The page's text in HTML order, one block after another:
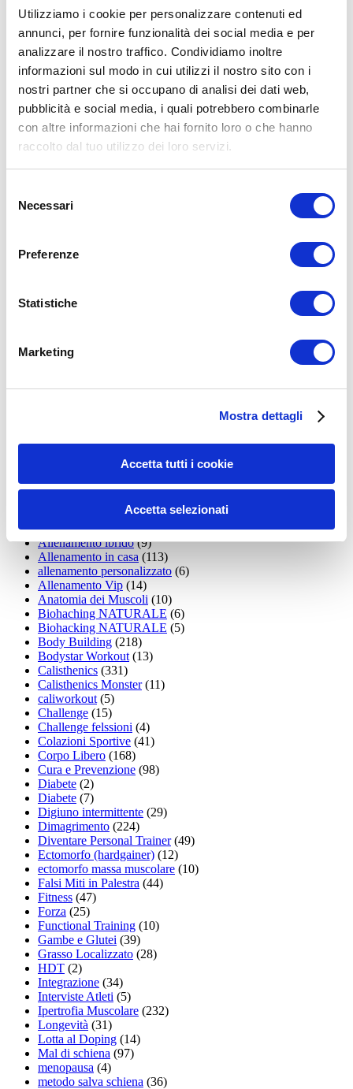
Utilizziamo i cookie per personalizzare contenuti ed
annunci, per fornire funzionalità dei social media e per
analizzare il nostro traffico. Condividiamo inoltre
informazioni sul modo in cui utilizzi il nostro sito con i
nostri partner che si occupano di analisi dei dati web,
pubblicità e social media, i quali potrebbero combinarle
con altre informazioni che hai fornito loro o che hanno
raccolto dal tuo utilizzo dei loro servizi.
delNecessari
Preferenze
Statistiche
Marketing
Mostra dettagli
Accetta tutti i cookie
Accetta selezionati
ALLENATI CON ME!
15WORKOUT
Addominali(99)
Allenamenti in Diretta(30)
(1.800)
Allenamento aerobico(16)
Allenamento Braccia(9)
Allenamento Donne(75)
Allenamento funzionale(6)
Allenamento ibrido(9)
Allenamento in casa (113)
allenamento personalizzato (6)
Allenamento Vip (14)
Anatomia dei Muscoli (10)
Biohaching NATURALE (6)
Biohacking NATURALE (5)
Body Building (218)
Bodystar Workout(13)
Calisthenics (331)
Calisthenics Monster(11)
caliworkout(5)
Challenge (15)
Challenge felssioni (4)
Colazioni Sportive (41)
Corpo Libero (168)
Cura e Prevenzione (98)
Diabete (2)
Diabete (7)
Digiuno intermittente (29)
Dimagrimento (224)
Diventare Personal Trainer(49)
Ectomorfo (hardgainer) (12)
ectomorfo massa muscolare (10)
Falsi Miti in Palestra (44)
Fitness (47)
Forza (25)
Functional Training (10)
Gambe e Glutei (39)
Grasso Localizzato (28)
HDT (2)
Integrazione (34)
Interviste Atleti (5)
Ipertrofia Muscolare (232)
Longevità (31)
Lotta al Doping (14)
Mal di schiena (97)
menopausa (4)
metodo salva schiena (36)